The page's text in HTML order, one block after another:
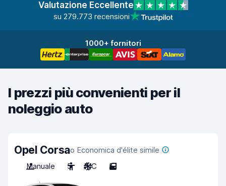
Valutazione Eccellente
su 279.773 recensioni
1000+ fornitori
I prezzi più convenienti per il
noleggio auto
Opel Corsao Economica d'élite simile
Manuale
5 A/C 5